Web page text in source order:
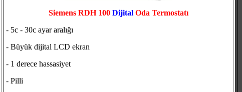
Siemens RDH 100 Dijital Oda Termostatı
- 5c - 30c ayar aralığı
- Büyük dijital LCD ekran
- 1 derece hassasiyet
- Pilli